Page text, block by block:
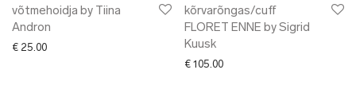
võtmehoidja by Tiina
Andron
€ 25.00
kõrvarõngas/cuff
FLORET ENNE by Sigrid
Kuusk
€ 105.00